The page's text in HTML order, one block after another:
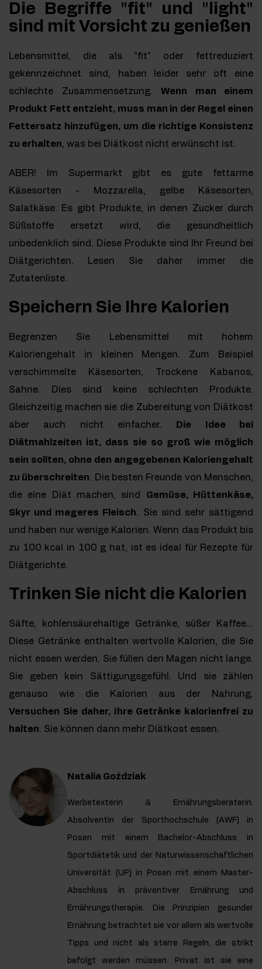
Die Begriffe "fit" und "light"
sind mit Vorsicht zu genießen
Lebensmittel, die als "fit" oder fettreduziert
gekennzeichnet sind, haben leider sehr oft eine
schlechte Zusammensetzung. Wenn man einem
Produkt Fett entzieht, muss man in der Regel einen
Fettersatz hinzufügen, um die richtige Konsistenz
zu erhalten, was bei Diätkost nicht erwünscht ist.
ABER! Im Supermarkt gibt es gute fettarme
Käsesorten - Mozzarella, gelbe Käsesorten,
Salatkäse. Es gibt Produkte, in denen Zucker durch
Süßstoffe ersetzt wird, die gesundheitlich
unbedenklich sind. Diese Produkte sind Ihr Freund bei
Diätgerichten. Lesen Sie daher immer die
Zutatenliste.
Speichern Sie Ihre Kalorien
Begrenzen Sie Lebensmittel mit hohem
Kaloriengehalt in kleinen Mengen. Zum Beispiel
verschimmelte Käsesorten, Trockene Kabanos,
Sahne. Dies sind keine schlechten Produkte.
Gleichzeitig machen sie die Zubereitung von Diätkost
aber auch nicht einfacher.
Die Idee bei
Diätmahlzeiten ist, dass sie so groß wie möglich
sein sollten, ohne den angegebenen Kaloriengehalt
zu überschreiten. Die besten Freunde von Menschen,
die eine Diät machen, sind Gemüse, Hüttenkäse,
Skyr und mageres Fleisch. Sie sind sehr sättigend
und haben nur wenige Kalorien. Wenn das Produkt bis
zu 100 kcal in 100 g hat, ist es ideal für Rezepte für
Diätgerichte.
Trinken Sie nicht die Kalorien
Säfte, kohlensäurehaltige Getränke, süßer Kaffee...
Diese Getränke enthalten wertvolle Kalorien, die Sie
nicht essen werden. Sie füllen den Magen nicht lange.
Sie geben kein Sättigungsgefühl. Und sie zählen
genauso wie die Kalorien aus der Nahrung.
Versuchen Sie daher, Ihre Getränke kalorienfrei zu
halten. Sie können dann mehr Diätkost essen.
Natalia Goździak
Werbetexterin & Ernährungsberaterin.
Absolventin der Sporthochschule (AWF) in
Posen mit einem Bachelor-Abschluss in
Sportdiätetik und der Naturwissenschaftlichen
Universität (UP) in Posen mit einem Master-
Abschluss in präventiver Ernährung und
Ernährungstherapie. Die Prinzipien gesunder
Ernährung betrachtet sie vor allem als wertvolle
Tipps und nicht als starre Regeln, die strikt
befolgt werden müssen. Privat ist sie eine